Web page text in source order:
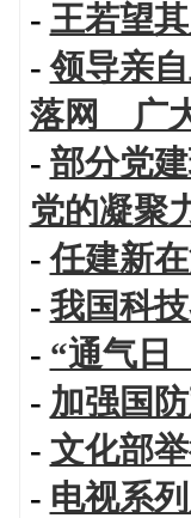
- 王若望
-领导亲
落网 广
- 部分党
党的凝聚
-任建新
- 我国科
- “通气
- 加强国
- 文化部
- 电视系